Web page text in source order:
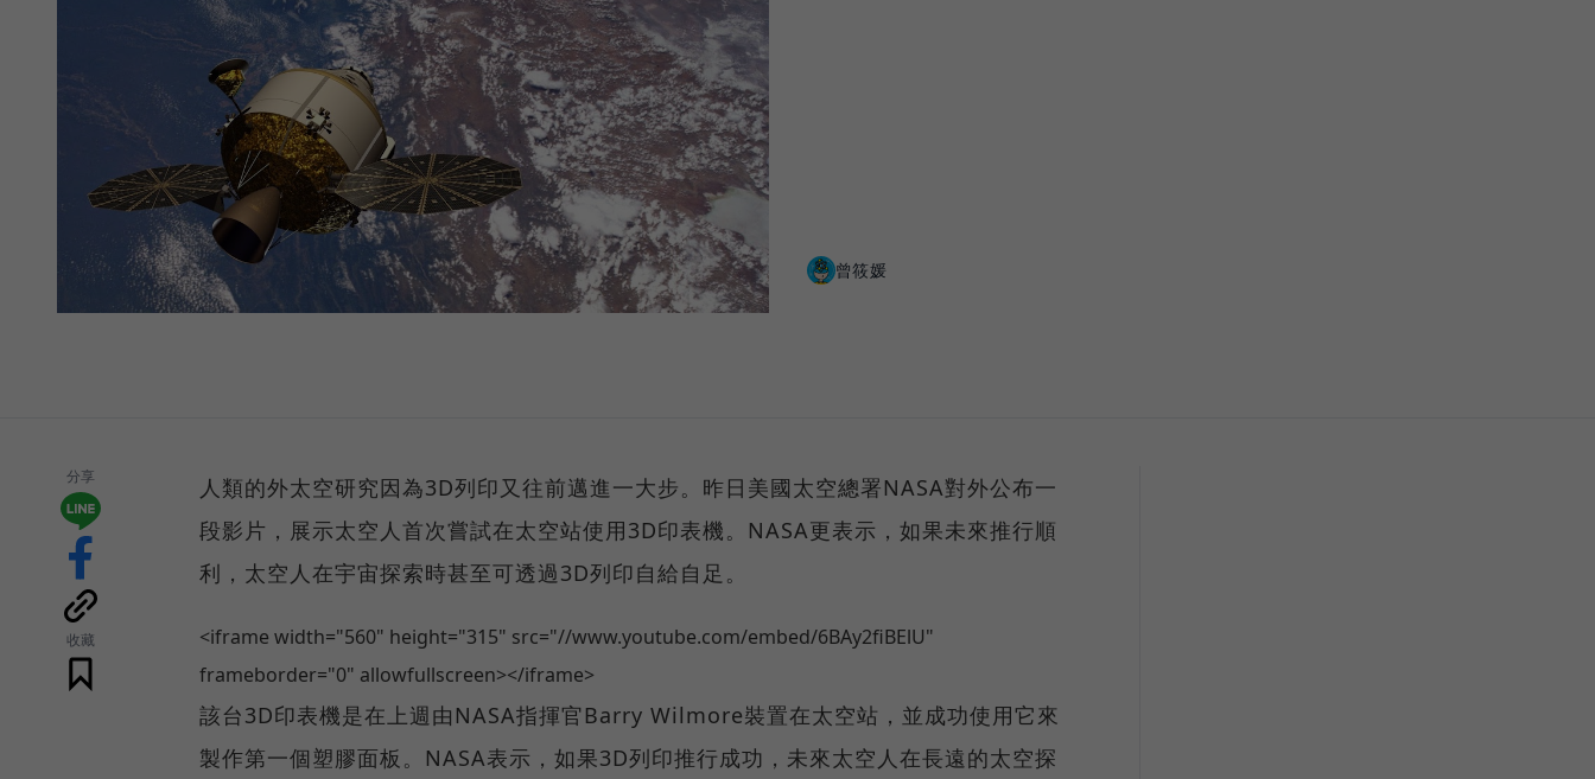
曾筱媛
分享
收藏
人類的外太空研究因為3D列印又往前邁進一大步。昨日美國太空總署NASA對外公布一
段影片，展示太空人首次嘗試在太空站使用3D印表機。NASA更表示，如果未來推行順
利，太空人在宇宙探索時甚至可透過3D列印自給自足。
<iframe width="560" height="315" src="//www.youtube.com/embed/6BAy2fiBElU"
frameborder="0" allowfullscreen></iframe>
該台3D印表機是在上週由NASA指揮官Barry Wilmore裝置在太空站，並成功使用它來
製作第一個塑膠面板。NASA表示，如果3D列印推行成功，未來太空人在長遠的太空探